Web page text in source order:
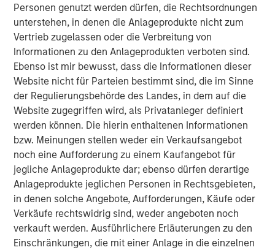
Personen genutzt werden dürfen, die Rechtsordnungen
unterstehen, in denen die Anlageprodukte nicht zum
Vertrieb zugelassen oder die Verbreitung von
Informationen zu den Anlageprodukten verboten sind.
Ebenso ist mir bewusst, dass die Informationen dieser
Website nicht für Parteien bestimmt sind, die im Sinne
der Regulierungsbehörde des Landes, in dem auf die
Website zugegriffen wird, als Privatanleger definiert
werden können. Die hierin enthaltenen Informationen
bzw. Meinungen stellen weder ein Verkaufsangebot
noch eine Aufforderung zu einem Kaufangebot für
jegliche Anlageprodukte dar; ebenso dürfen derartige
Anlageprodukte jeglichen Personen in Rechtsgebieten,
in denen solche Angebote, Aufforderungen, Käufe oder
Verkäufe rechtswidrig sind, weder angeboten noch
verkauft werden. Ausführlichere Erläuterungen zu den
Einschränkungen, die mit einer Anlage in die einzelnen
Featured Products
Global Insight Fund
Global Endurance Fund
Global Permanence Fund
Ähnliche Einblicke
CONSILIENT OBSERVER
The Wisdom of Crowds in Markets: Crowd
Behavior in Prediction, Betting, and Stock
Markets